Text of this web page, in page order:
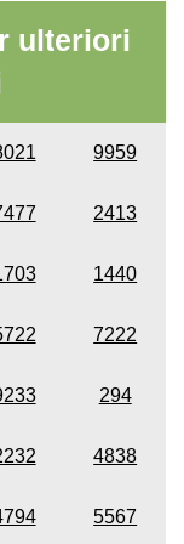
ulteriori
9959
2413
1440
7222
294
4838
5567